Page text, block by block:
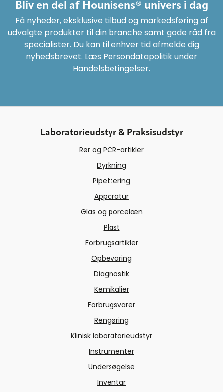
Bliv en del af Hounisens® univers i dag
Få nyheder, eksklusive tilbud og markedsføring af
udvalgte produkter til din branche samt gode råd fra
specialister. Du kan til enhver tid afmelde dig
nyhedsbrevet. Læs Persondatapolitik under
Handelsbetingelser.
Laboratorieudstyr & Praksisudstyr
Rør og PCR-artikler
Dyrkning
Pipettering
Apparatur
Glas og porcelæn
Plast
Forbrugsartikler
Opbevaring
Diagnostik
Kemikalier
Forbrugsvarer
Rengøring
Klinisk laboratorieudstyr
Instrumenter
Undersøgelse
Inventar